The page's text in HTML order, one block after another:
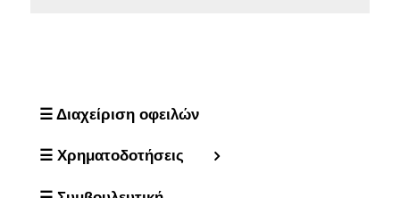
☰ Διαχείριση οφειλών
☰ Χρηματοδοτήσεις